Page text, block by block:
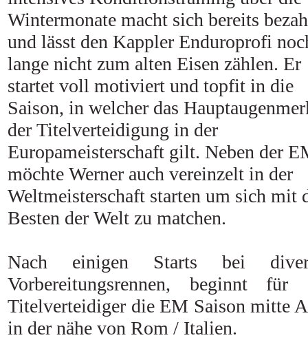
Wintermonate macht sich bereits
und lässt den Kappler Enduroprofi
lange nicht zum alten Eisen zählen. Er
startet voll motiviert und topfit in die
Saison, in welcher das
der Titelverteidigung in der
Europameisterschaft gilt. Neben der
möchte Werner auch vereinzelt in der
Weltmeisterschaft starten um sich mit
Besten der Welt zu matchen.
Nach einigen Starts bei
Vorbereitungsrennen, beginnt für
Titelverteidiger die EM Saison mitte
in der nähe von Rom / Italien.